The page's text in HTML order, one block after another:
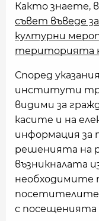
Както знаете,
съвет въведе
културни
територията
Според
институти
видими за
касите и на
информация за
решенията на
възникналата
необходимите
посетителите
с посещенията